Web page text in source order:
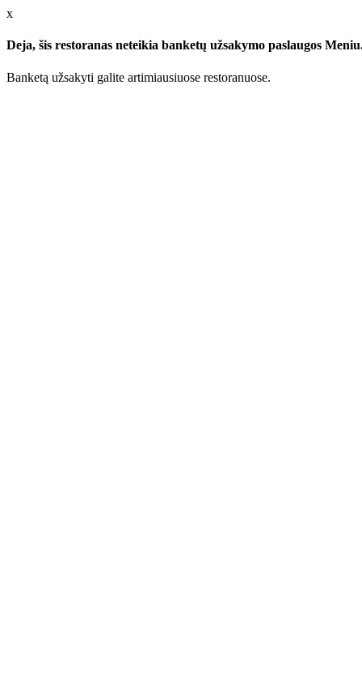
x
Deja, šis restoranas neteikia banketų užsakymo paslaugos
Banketą užsakyti galite artimiausiuose restoranuose.